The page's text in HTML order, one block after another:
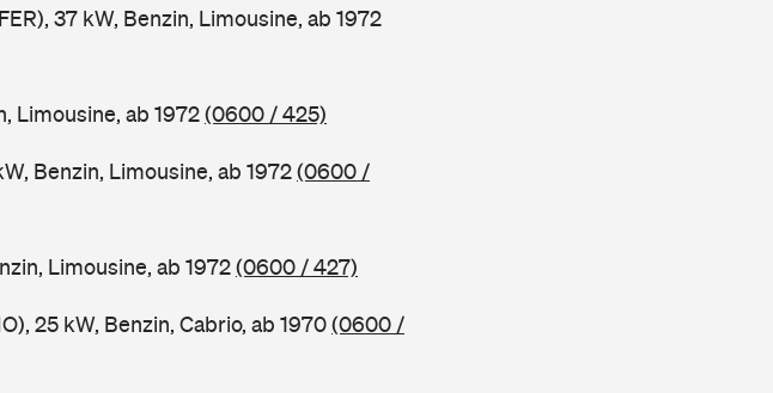
37 kW, Benzin, Limousine, ab 1972
Limousine, ab 1972(0600 / 425)
Benzin, Limousine, ab 1972(0600 /
Limousine, ab 1972(0600 / 427)
25 kW, Benzin, Cabrio, ab 1970(0600 /